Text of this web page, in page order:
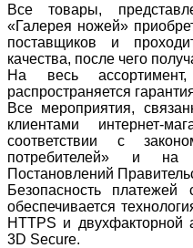
Все товары,
«Галерея ножей»
поставщиков и
качества, после чего
На весь
распространяется
Все мероприятия,
клиентами интернет-
соответствии с
потребителей» и на
Постановлений
Безопасность
обеспечивается
HTTPS и двухфакторной
3D Secure.